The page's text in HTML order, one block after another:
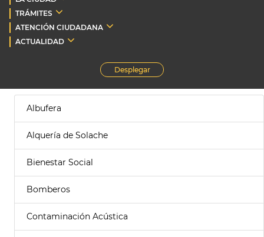
TRÁMITES
ATENCIÓN CIUDADANA
ACTUALIDAD
Desplegar
Albufera
Alquería de Solache
Bienestar Social
Bomberos
Contaminación Acústica